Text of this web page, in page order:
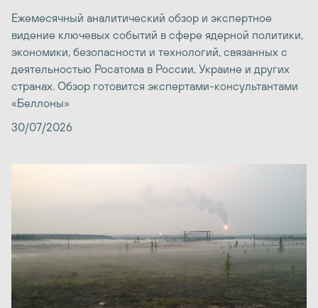
Ежемесячный аналитический обзор и экспертное
видение ключевых событий в сфере ядерной политики,
экономики, безопасности и технологий, связанных с
деятельностью Росатома в России, Украине и других
странах. Обзор готовится экспертами-консультантами
«Беллоны»
30/07/2026